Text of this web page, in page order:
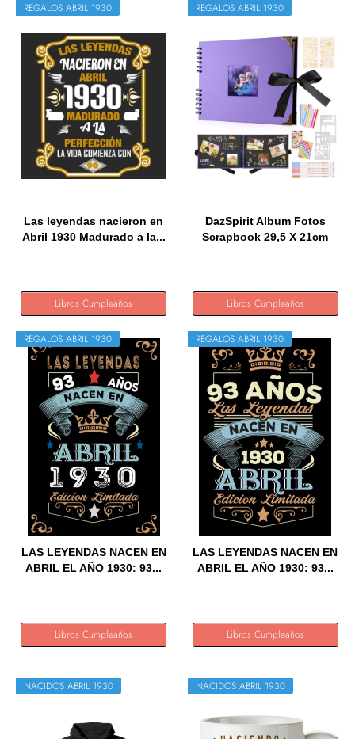
REGALOS ABRIL 1930
Las leyendas nacieron en
Abril 1930 Madurado a la...
Libros Cumpleaños
REGALOS ABRIL 1930
DazSpirit Album Fotos
Scrapbook 29,5 X 21cm
Libros Cumpleaños
REGALOS ABRIL 1930
LAS LEYENDAS NACEN EN
ABRIL EL AÑO 1930: 93...
Libros Cumpleaños
REGALOS ABRIL 1930
LAS LEYENDAS NACEN EN
ABRIL EL AÑO 1930: 93...
Libros Cumpleaños
NACIDOS ABRIL 1930 NACIDOS ABRIL 1930